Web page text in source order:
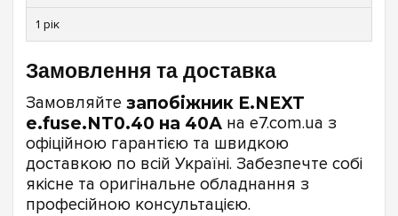
1 рік
Замовлення та доставка
Замовляйте запобіжник E.NEXT
e.fuse.NT0.40 на 40А на e7.com.ua з
офіційною гарантією та швидкою
доставкою по всій Україні. Забезпечте собі
якісне та оригінальне обладнання з
професійною консультацією.